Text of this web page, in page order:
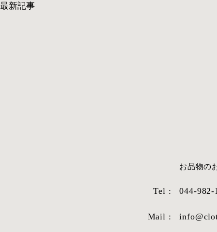
最新記事
お品物の
Tel : 044-982-
Mail :